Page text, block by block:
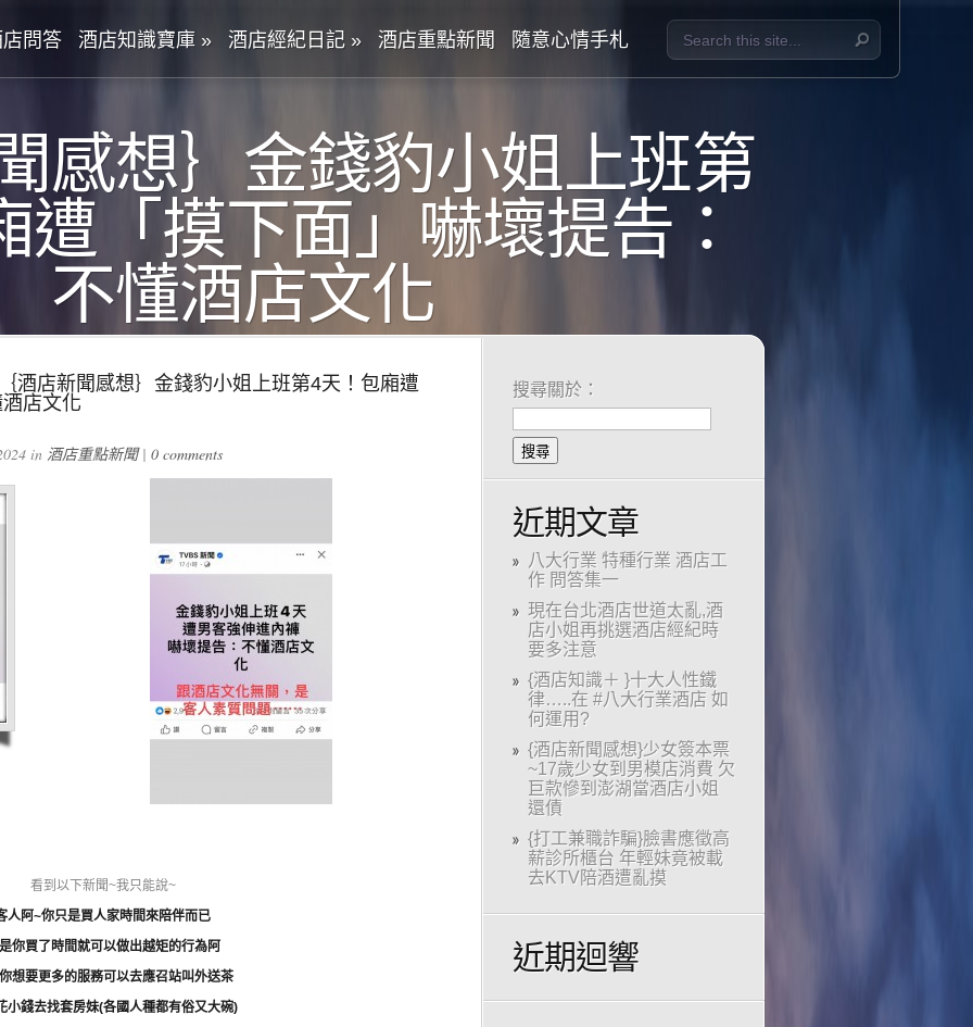
問答 酒店知識寶庫» 酒店經紀日記» 酒店重點新聞 隨意心情手札
感想｝金錢豹小姐上班第
遭「摸下面」嚇壞提告：
不懂酒店文化
酒店新聞感想｝金錢豹小姐上班第4天！包廂遭
店文化
in 酒店重點新聞| 0 comments
看到以下新聞~我只能說~
人阿~你只是買人家時間來陪伴而已
你買了時間就可以做出越矩的行為阿
想要更多的服務可以去應召站叫外送茶
小錢去找套房妹(各國人種都有俗又大碗)
搜尋關於：
近期文章
八大行業 特種行業 酒店工
作 問答集一
現在台北酒店世道太亂,酒
店小姐再挑選酒店經紀時
要多注意
{酒店知識＋ }十大人性鐵
律…..在 #八大行業酒店 如
何運用?
{酒店新聞感想}少女簽本票
~17歲少女到男模店消費 欠
巨款慘到澎湖當酒店小姐
還債
{打工兼職詐騙}臉書應徵高
薪診所櫃台 年輕妹竟被載
去KTV陪酒遭亂摸
近期迴響